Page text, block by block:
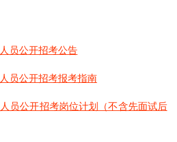
员公开招考公告
员公开招考报考指南
员公开招考岗位计划（不含先面试后